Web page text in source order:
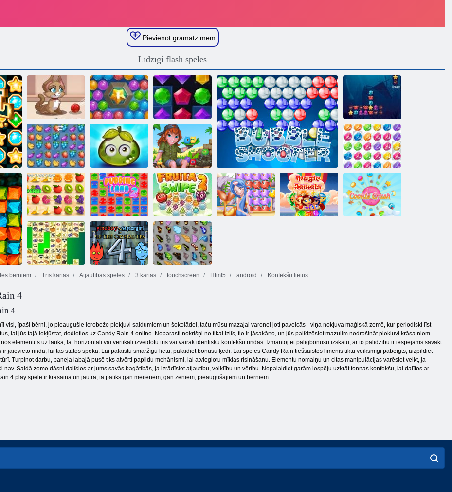
Pievienot grāmatzīmēm
Līdzīgi flash spēles
Kaķēnu burbuļi
Jūras burbuļu
šāvējs
Jewel pārsprāgt Okeāna avārija
Fruta Crush
Piedzīvojumu
sulīgs ogas
Svītrains Island
Dārgakmens
burbuļi 3
Sulīga
domuzīme
Pudding zeme 2 Fruita Swipe 2
bērniem Trīs kārtas Atjautības spēles 3 kārtas touchscreen Html5 android Konfekšu lietus
4
4
visi, īpaši bērni, jo pieaugušie ierobežo piekļuvi saldumiem un šokolādei, taču mūsu mazajai varonei ļoti paveicās - viņa nokļuva maģiskā zemē, kur periodiski līst
lai jūs tajā iekļūstat, dodieties uz Candy Rain 4 online. Neparasti nokrišņi ne tikai izlīs, tie ir jāsakārto, un jūs palīdzēsiet mazulim nodrošināt piekļuvi krāsainiem
elementus uz lauka, lai horizontāli vai vertikāli izveidotu trīs vai vairāk identisku konfekšu rindas. Izmantojiet palīgbonusu izskatu, ar to palīdzību ir iespējams savākt
jāievieto rindā, lai tas stātos spēkā. Lai palaistu smaržīgu lietu, palaidiet bonusu ķēdi. Lai spēles Candy Rain tiešsaistes līmenis tiktu veiksmīgi pabeigts, aizpildiet
Turpinot darbu, paneļa labajā pusē tiks atvērti papildu mehānismi, lai atvieglotu mīklas risināšanu. Elementu nomaiņu un citas manipulācijas varēsiet veikt, ja
nav. Saldā zeme dāsni dalīsies ar jums savās bagātībās, ja izrādīsiet atjautību, veiklību un vērību. Nepalaidiet garām iespēju uzkrāt tonnas konfekšu, lai dalītos ar
4 play spēle ir krāsaina un jautra, tā patiks gan meitenēm, gan zēniem, pieaugušajiem un bērniem.